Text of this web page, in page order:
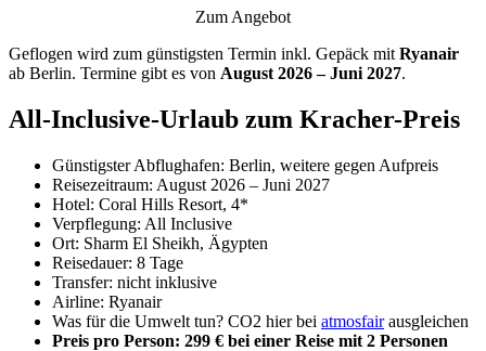
Zum Angebot
Geflogen wird zum günstigsten Termin inkl. Gepäck mit Ryanair
ab Berlin. Termine gibt es von August 2026 – Juni 2027.
All-Inclusive-Urlaub zum Kracher-Preis
Günstigster Abflughafen: Berlin, weitere gegen Aufpreis
Reisezeitraum: August 2026 – Juni 2027
Hotel: Coral Hills Resort, 4*
Verpflegung: All Inclusive
Ort: Sharm El Sheikh, Ägypten
Reisedauer: 8 Tage
Transfer: nicht inklusive
Airline: Ryanair
Was für die Umwelt tun? CO2 hier bei atmosfairausgleichen
Preis pro Person: 299 € bei einer Reise mit 2 Personen